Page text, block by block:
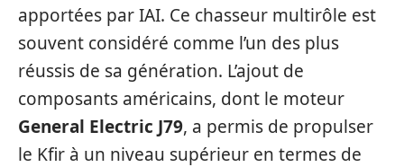
apportées par IAI. Ce chasseur multirôle est
souvent considéré comme l’un des plus
réussis de sa génération. L’ajout de
composants américains, dont le moteur
General Electric J79, a permis de propulser
le Kfir à un niveau supérieur en termes de